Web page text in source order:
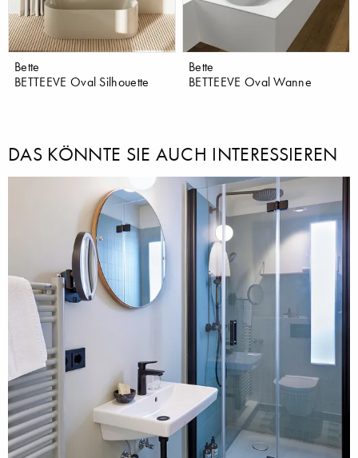
Bette
BETTEEVE Oval Silhouette
Bette
BETTEEVE Oval Wanne
DAS KÖNNTE SIE AUCH INTERESSIEREN